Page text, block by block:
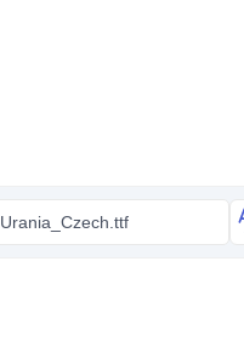
Urania_Czech.ttf